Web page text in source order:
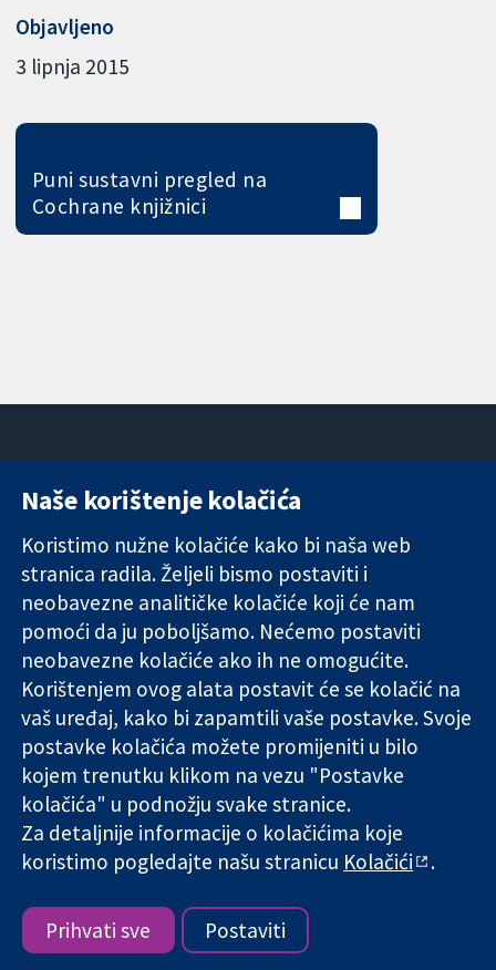
Objavljeno
3 lipnja 2015
Puni sustavni pregled na
Cochrane knjižnici
Pouzdani dokazi.
Utemeljeni
dokazi.
Bolje zdravlje.
11-13 Cavendish
London
W1G 0AN
Ujedinjeno
Kraljevstvo
Novosti
medije
O nama
Poslovi
Cochrane
Library
The Cochrane Collaboration is a charity (no. 1045921) and a
company limited by guarantee (no. 03044323) registered in
England & Wales. VAT registration number GB 718 2127 49.
Copyright © 2026 The Cochrane Collaboration
Politika kolačića|Postavke kolačića
Naše korištenje kolačića
Koristimo nužne kolačiće kako bi naša web
stranica radila. Željeli bismo postaviti i
neobavezne analitičke kolačiće koji će nam
pomoći da ju poboljšamo. Nećemo postaviti
neobavezne kolačiće ako ih ne omogućite.
Korištenjem ovog alata postavit će se kolačić na
vaš uređaj, kako bi zapamtili vaše postavke. Svoje
postavke kolačića možete promijeniti u bilo
kojem trenutku klikom na vezu "Postavke
kolačića" u podnožju svake stranice.
Za detaljnije informacije o kolačićima koje
koristimo pogledajte našu stranicu Kolačići .
Prihvati sve Postaviti